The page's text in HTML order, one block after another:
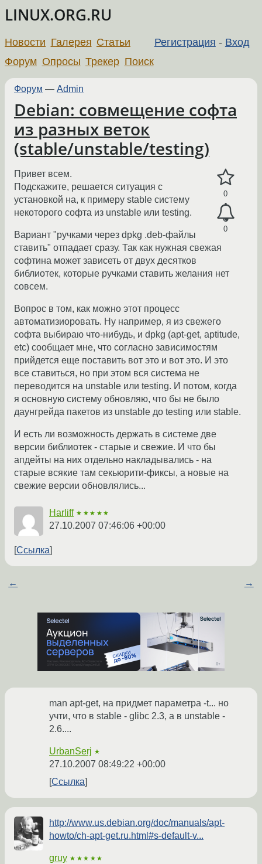
LINUX.ORG.RU
Регистрация - Вход
Новости Галерея Статьи
Форум Опросы Трекер Поиск
Форум — Admin
Debian: совмещение софта
из разных веток
(stable/unstable/testing)
0
0
Привет всем.
Подскажите, решается ситуация с
установкой на, к примеру stable систему
некоторого софта из unstable или testing.
Вариант "ручками через dpkg .deb-файлы
ставить" отпадает сразу. Так как нужная свежая
софтина может зависеть от двух десятков
библиотек, которые ручками ставить желания нет
совсем.
Вопрос в том, как можно этот процесс
автоматизиоровать. Ну например, я из свежего
софта выбираю что-нибудь, и dpkg (apt-get, aptitude,
etc) сообщает мне, что согласно зависимостям
прийдется еще поставить вот это и вот это. И это
все ставиться, но при этом вся система не
переводится на unstable или testing. И потом, когда
я основную систему обновляю, что бы не было
даунгрейда пакетов из unstable до testing или stable.
И есть ли возможность держать в системе две
версии библиотек - старые и свежие. И что бы
апдейты на них отдельно накладывались - на
старые всякие там секьюрити-фиксы, а новые на
свежие версии обновлялись...
Harliff ★★★★★
27.10.2007 07:46:06 +00:00
Ссылка
← →
man apt-get, на придмет параметра -t... но
учти, что в stable - glibc 2.3, а в unstable -
2.6....
UrbanSerj ★
27.10.2007 08:49:22 +00:00
Ссылка
http://www.us.debian.org/doc/manuals/apt-
howto/ch-apt-get.ru.html#s-default-v...
gruy ★★★★★